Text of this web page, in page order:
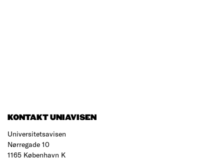
KONTAKT UNIAVISEN
Universitetsavisen
Nørregade 10
1165 København K